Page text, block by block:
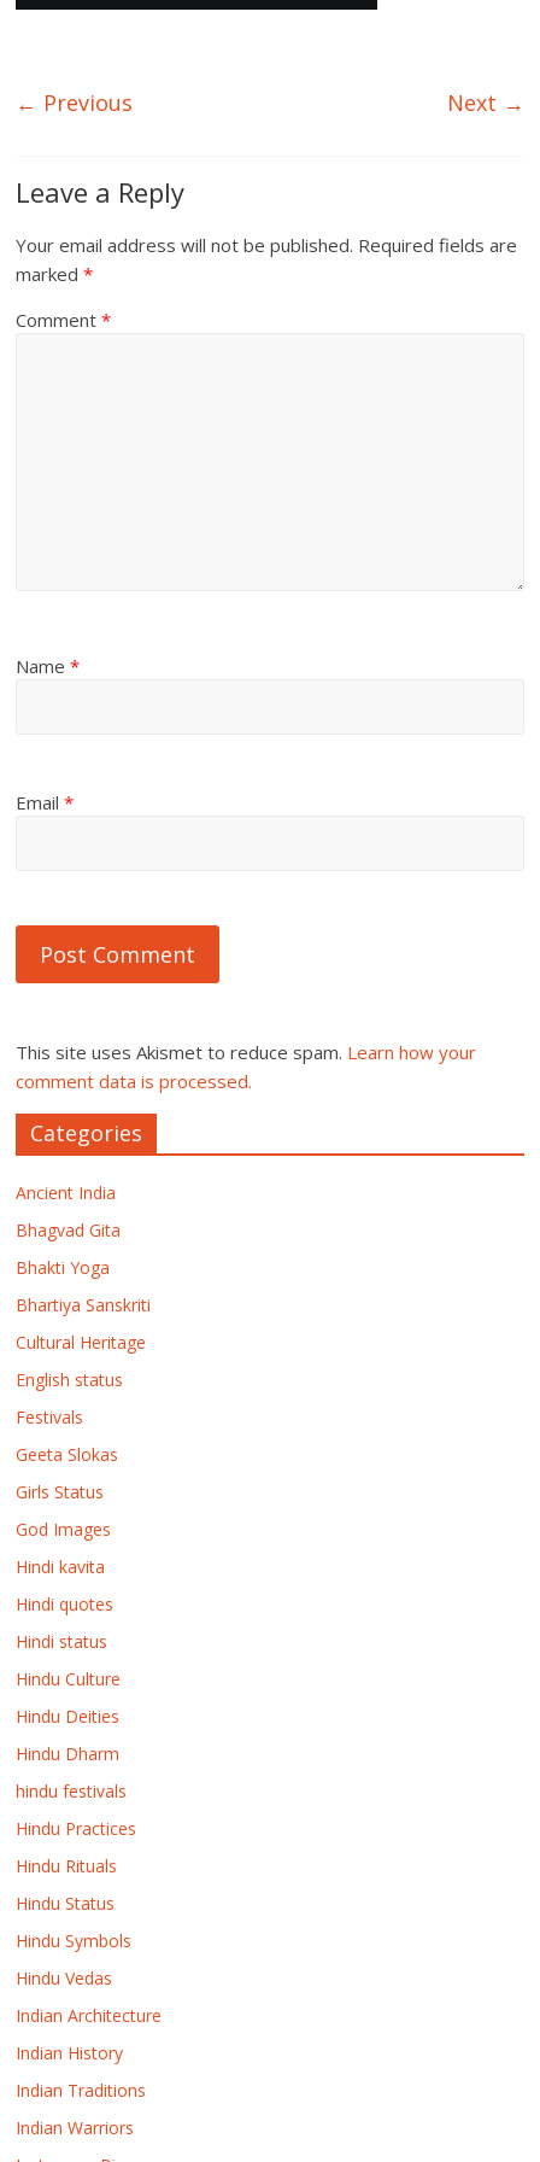
← Previous Next →
Leave a Reply
Your email address will not be published. Required fields are
marked*
Comment*
Name*
Email*
This site uses Akismet to reduce spam. Learn how your
comment data is processed.
Categories
Ancient India
Bhagvad Gita
Bhakti Yoga
Bhartiya Sanskriti
Cultural Heritage
English status
Festivals
Geeta Slokas
Girls Status
God Images
Hindi kavita
Hindi quotes
Hindi status
Hindu Culture
Hindu Deities
Hindu Dharm
hindu festivals
Hindu Practices
Hindu Rituals
Hindu Status
Hindu Symbols
Hindu Vedas
Indian Architecture
Indian History
Indian Traditions
Indian Warriors